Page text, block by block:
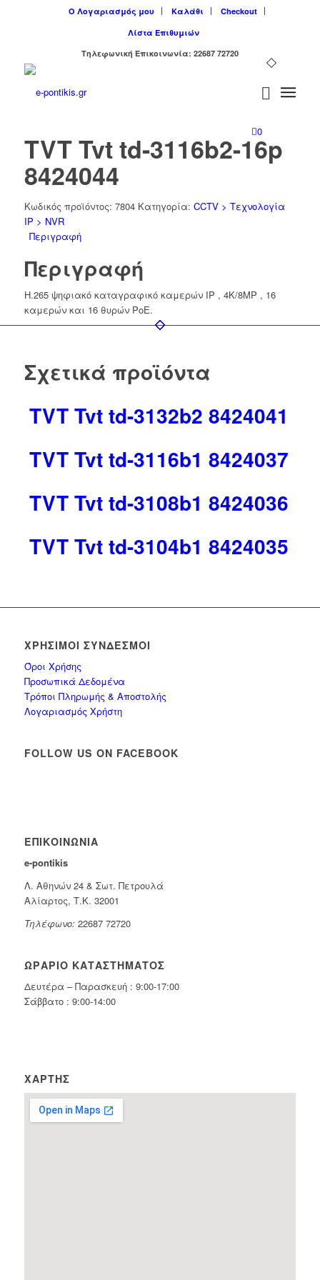
Ο Λογαριασμός μου Καλάθι
Checkout
Λίστα Επιθυμιών
Tηλεφωνική Επικοινωνία: 22687 72720
0
TVT Tvt td-3116b2-16p
8424044
Κωδικός προϊόντος: 7804 Κατηγορία: CCTV > Τεχνολογία
IP > NVR
Περιγραφή
Περιγραφή
H.265 ψηφιακό καταγραφικό καμερών IP , 4Κ/8MP , 16
καμερών και 16 θυρών PoE.
Σχετικά προϊόντα
TVT Tvt td-3132b2 8424041
TVT Tvt td-3116b1 8424037
TVT Tvt td-3108b1 8424036
TVT Tvt td-3104b1 8424035
ΧΡΉΣΙΜΟΙ ΣΎΝΔΕΣΜΟΙ
Όροι Χρήσης
Προσωπικά Δεδομένα
Τρόποι Πληρωμής & Αποστολής
Λογαριασμός Χρήστη
FOLLOW US ON FACEBOOK
ΕΠΙΚΟΙΝΩΝΊΑ
e-pontikis
Λ. Αθηνών 24 & Σωτ. Πετρουλά
Αλίαρτος, Τ.Κ. 32001
Τηλέφωνο:22687 72720
ΩΡΆΡΙΟ ΚΑΤΑΣΤΉΜΑΤΟΣ
Δευτέρα – Παρασκευή : 9:00-17:00
Σάββατο : 9:00-14:00
ΧΆΡΤΗΣ